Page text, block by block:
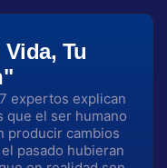
Tu
expertos explican
que el ser humano
producir cambios
pasado hubieran